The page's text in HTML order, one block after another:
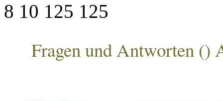
8 10 125 125
Fragen und Antworten ()